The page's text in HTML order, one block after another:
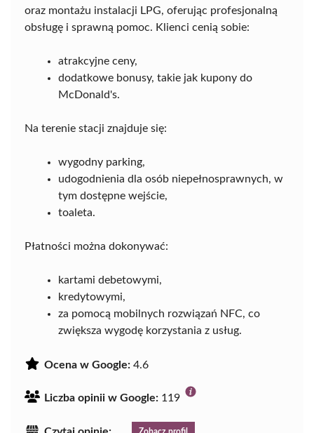
oraz montażu instalacji LPG, oferując profesjonalną
obsługę i sprawną pomoc. Klienci cenią sobie:
atrakcyjne ceny,
dodatkowe bonusy, takie jak kupony do
McDonald's.
Na terenie stacji znajduje się:
wygodny parking,
udogodnienia dla osób niepełnosprawnych, w
tym dostępne wejście,
toaleta.
Płatności można dokonywać:
kartami debetowymi,
kredytowymi,
za pomocą mobilnych rozwiązań NFC, co
zwiększa wygodę korzystania z usług.
Ocena w Google: 4.6
Liczba opinii w Google: 119